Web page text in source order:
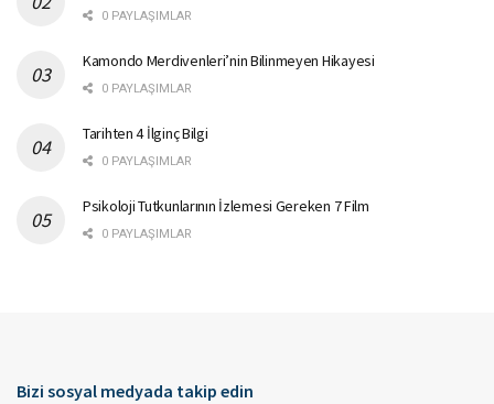
0 PAYLAŞIMLAR
Kamondo Merdivenleri’nin Bilinmeyen Hikayesi
0 PAYLAŞIMLAR
Tarihten 4 İlginç Bilgi
0 PAYLAŞIMLAR
Psikoloji Tutkunlarının İzlemesi Gereken 7 Film
0 PAYLAŞIMLAR
Bizi sosyal medyada takip edin